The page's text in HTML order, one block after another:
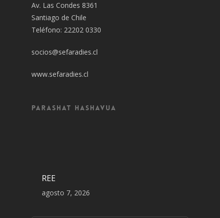
Av. Las Condes 8361
Santiago de Chile
Teléfono: 22202 0330
socios@sefaradies.cl
www.sefaradies.cl
Parashat Hashavua
REE
agosto 7, 2026